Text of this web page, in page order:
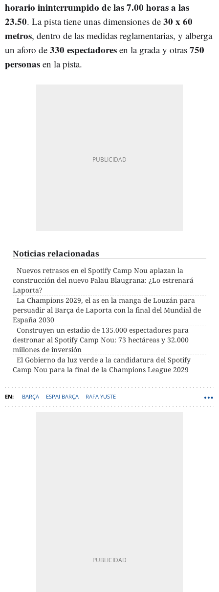
horario ininterrumpido de las 7.00 horas a las
23.50. La pista tiene unas dimensiones de 30 x 60
metros, dentro de las medidas reglamentarias, y alberga
un aforo de 330 espectadores en la grada y otras 750
personas en la pista.
Noticias relacionadas
Nuevos retrasos en el Spotify Camp Nou aplazan la
construcción del nuevo Palau Blaugrana: ¿Lo estrenará
Laporta?
La Champions 2029, el as en la manga de Louzán para
persuadir al Barça de Laporta con la final del Mundial de
España 2030
Construyen un estadio de 135.000 espectadores para
destronar al Spotify Camp Nou: 73 hectáreas y 32.000
millones de inversión
El Gobierno da luz verde a la candidatura del Spotify
Camp Nou para la final de la Champions League 2029
BARÇA ESPAI BARÇA RAFA YUSTE